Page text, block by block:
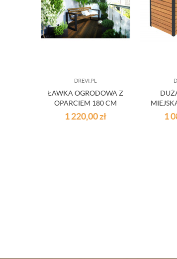
DREVI.PL
ŁAWKA OGRODOWA Z
OPARCIEM 180 CM
1 220,00zł 1